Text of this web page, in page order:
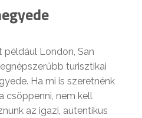
például London, San
turisztikai
Ha mi is szeretnénk
csöppenni, nem kell
az igazi, autentikus